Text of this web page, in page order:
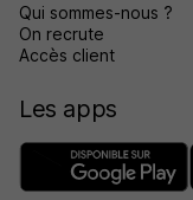
Qui sommes-nous ?
On recrute
Accès client
Les apps